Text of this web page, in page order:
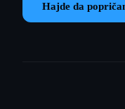
Hajde da